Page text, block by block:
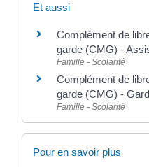
Et aussi
Complément de
garde (CMG) -
Famille - Scolarité
Complément de
garde (CMG) -
Famille - Scolarité
Pour en savoir plus